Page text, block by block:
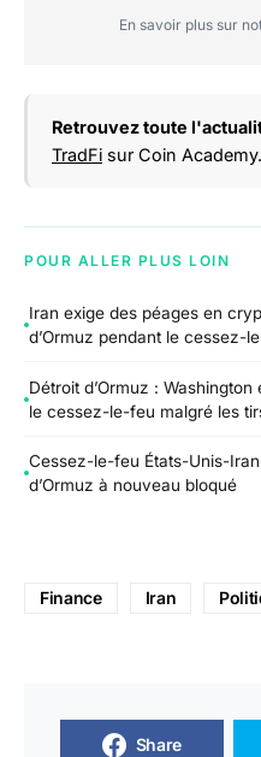
En savoir plus sur
Retrouvez toute
TradFi sur Coin Academy.
POUR ALLER PLUS LOIN
Iran exige des péages en
d’Ormuz pendant le cessez-
Détroit d’Ormuz : Washington
le cessez-le-feu malgré les
Cessez-le-feu États-Unis-
d’Ormuz à nouveau bloqué
Finance Iran
Share